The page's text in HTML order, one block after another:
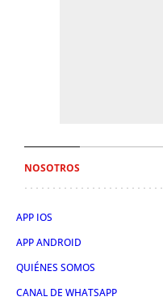
NOSOTROS
APP IOS
APP ANDROID
QUIÉNES SOMOS
CANAL DE WHATSAPP